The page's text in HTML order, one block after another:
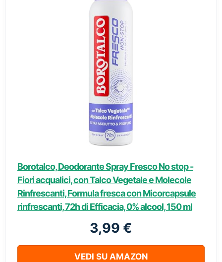
Borotalco, Deodorante Spray Fresco No stop -
Fiori acqualici, con Talco Vegetale e Molecole
Rinfrescanti, Formula fresca con Micorcapsule
rinfrescanti, 72h di Efficacia, 0% alcool, 150 ml
3,99 €
VEDI SU AMAZON